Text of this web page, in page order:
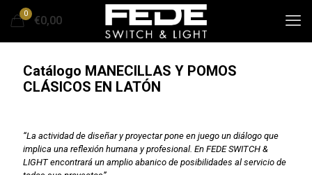
0
€0,00
Catálogo MANECILLAS Y POMOS
CLÁSICOS EN LATÓN
“La actividad de diseñar y proyectar pone en juego un diálogo que
implica una reflexión humana y profesional. En FEDE SWITCH &
LIGHT encontrará un amplio abanico de posibilidades al servicio de